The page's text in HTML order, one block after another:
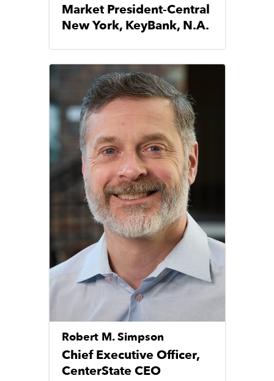
Market President-Central
New York, KeyBank, N.A.
Robert M. Simpson
Chief Executive Officer,
CenterState CEO